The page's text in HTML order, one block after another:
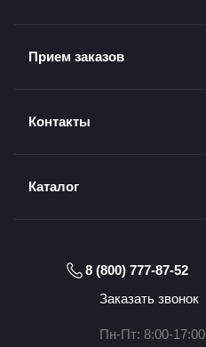
Прием заказов
Контакты
Каталог
8 (800) 777-87-52
Заказать звонок
Пн-Пт: 8:00-17:00